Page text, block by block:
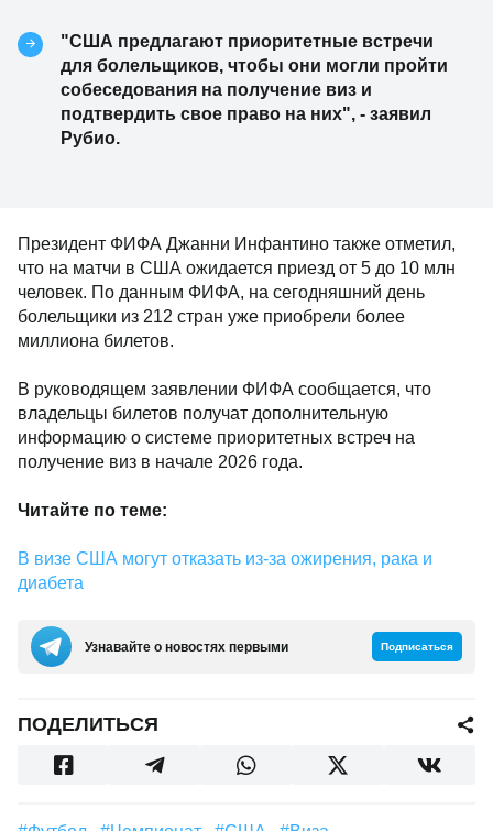
"США предлагают приоритетные встречи
для болельщиков, чтобы они могли пройти
собеседования на получение виз и
подтвердить свое право на них", - заявил
Рубио.
Президент ФИФА Джанни Инфантино также отметил,
что на матчи в США ожидается приезд от 5 до 10 млн
человек. По данным ФИФА, на сегодняшний день
болельщики из 212 стран уже приобрели более
миллиона билетов.
В руководящем заявлении ФИФА сообщается, что
владельцы билетов получат дополнительную
информацию о системе приоритетных встреч на
получение виз в начале 2026 года.
Читайте по теме:
В визе США могут отказать из-за ожирения, рака и
диабета
Узнавайте о новостях первыми Подписаться
ПОДЕЛИТЬСЯ